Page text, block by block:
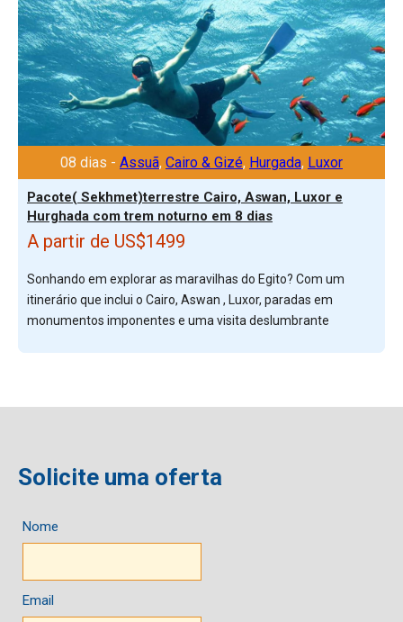
08 dias - Assuã, Cairo & Gizé, Hurgada, Luxor
Pacote( Sekhmet)terrestre Cairo, Aswan, Luxor e
Hurghada com trem noturno em 8 dias
A partir de US$1499
Sonhando em explorar as maravilhas do Egito? Com um
itinerário que inclui o Cairo, Aswan , Luxor, paradas em
monumentos imponentes e uma visita deslumbrante
Solicite uma oferta
Nome
Email